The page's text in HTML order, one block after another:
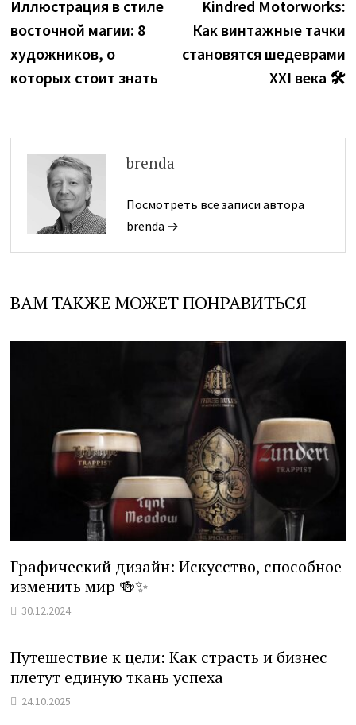
по
записям
запись:
Иллюстрация в стиле
восточной магии: 8
художников, о
которых стоит знать
Kindred Motorworks:
Как винтажные тачки
становятся шедеврами
XXI века 🛠️
brenda
Посмотреть все записи автора
brenda →
ВАМ ТАКЖЕ МОЖЕТ ПОНРАВИТЬСЯ
Графический дизайн: Искусство, способное
изменить мир 🍻✨
30.12.2024
Путешествие к цели: Как страсть и бизнес
плетут единую ткань успеха
24.10.2025